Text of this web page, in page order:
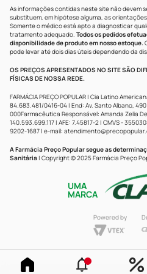
As informações contidas neste site não devem
substituem, em hipótese alguma, as
Somente o médico está apto a diagnosticar
tratamento adequado. Todos os pedidos
disponibilidade de produto em nosso estoque.
pode levar até dois dias úteis dependendo da
OS PREÇOS APRESENTADOS NO SITE SÃO
FÍSICAS DE NOSSA REDE.
FARMÁCIA PREÇO POPULAR | Cia Latino
84.683.481/0416-04 | End: Av. Santo Albano,
000Farmacêutica Responsável: Amanda Zelia
140.593.699.117 | AFE: 7.45817-2 | CMVS -
9202-1687 | e-mail:
A Farmácia Preço Popular segue as
Sanitária | Copyright © 2025 Farmácia Preço
UMA
MARCA
Powered by